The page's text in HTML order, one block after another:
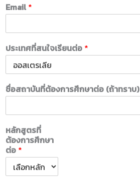
Email *
ประเทศที่สนใจเรียนต่อ *
ชื่อสถาบันที่ต้องการศึกษาต่อ (ถ้าทราบ)
หลักสูตรที่
ต้องการศึกษา
ต่อ *